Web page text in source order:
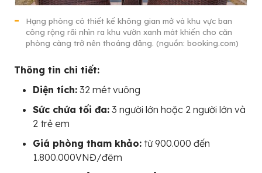
Hạng phòng có thiết kế không gian mở và khu vực ban
công rộng rãi nhìn ra khu vườn xanh mát khiến cho căn
phòng càng trở nên thoáng đãng. (nguồn: booking.com)
Thông tin chi tiết:
Diện tích: 32 mét vuông
Sức chứa tối đa: 3 người lớn hoặc 2 người lớn và
2 trẻ em
Giá phòng tham khảo: từ 900.000 đến
1.800.000VNĐ/đêm